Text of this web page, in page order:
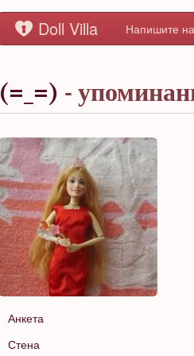
Doll Villa Напишите
(=_=) -
Анкета
Стена